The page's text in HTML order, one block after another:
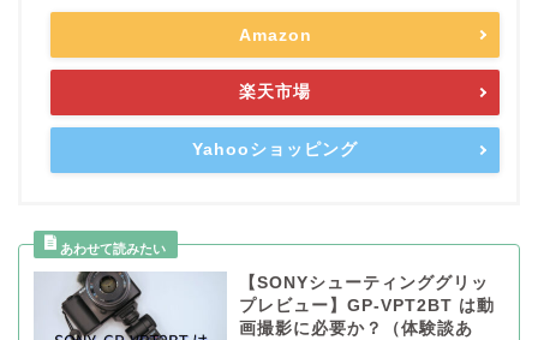
Amazon
楽天市場
Yahooショッピング
【SONYシューティンググリッ
プレビュー】GP-VPT2BT は動
画撮影に必要か？（体験談あ